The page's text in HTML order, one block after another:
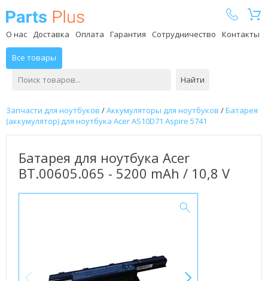
О нас Доставка Оплата Гарантия Сотрудничество Контакты
Все товары
Найти
Запчасти для ноутбуков /Аккумуляторы для ноутбуков /Батарея
(аккумулятор) для ноутбука Acer AS10D71 Aspire 5741
Батарея для ноутбука Acer
BT.00605.065 - 5200 mAh / 10,8 V